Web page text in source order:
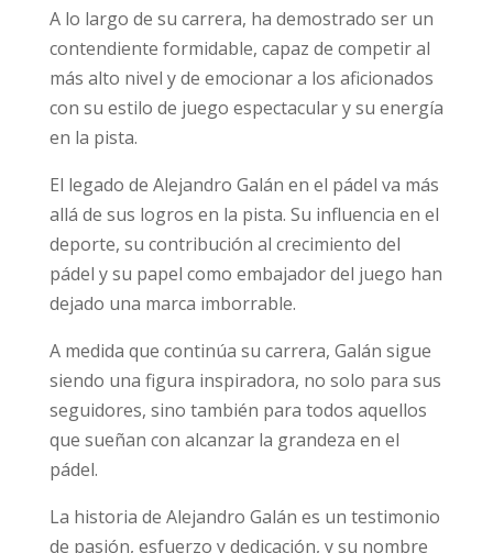
A lo largo de su carrera, ha demostrado ser un
contendiente formidable, capaz de competir al
más alto nivel y de emocionar a los aficionados
con su estilo de juego espectacular y su energía
en la pista.
El legado de Alejandro Galán en el pádel va más
allá de sus logros en la pista. Su influencia en el
deporte, su contribución al crecimiento del
pádel y su papel como embajador del juego han
dejado una marca imborrable.
A medida que continúa su carrera, Galán sigue
siendo una figura inspiradora, no solo para sus
seguidores, sino también para todos aquellos
que sueñan con alcanzar la grandeza en el
pádel.
La historia de Alejandro Galán es un testimonio
de pasión, esfuerzo y dedicación, y su nombre